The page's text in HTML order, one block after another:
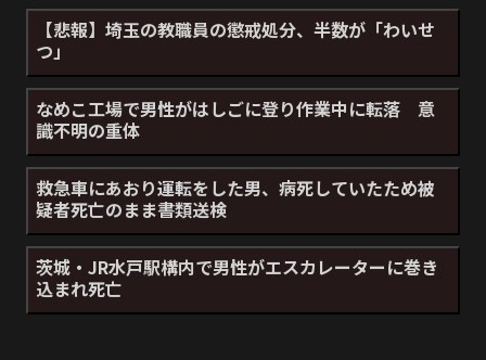
【悲報】埼玉の教職員の懲戒処分、半数が「わいせ
つ」
なめこ工場で男性がはしごに登り作業中に転落 意
識不明の重体
救急車にあおり運転をした男、病死していたため被
疑者死亡のまま書類送検
茨城・JR水戸駅構内で男性がエスカレーターに巻き
込まれ死亡